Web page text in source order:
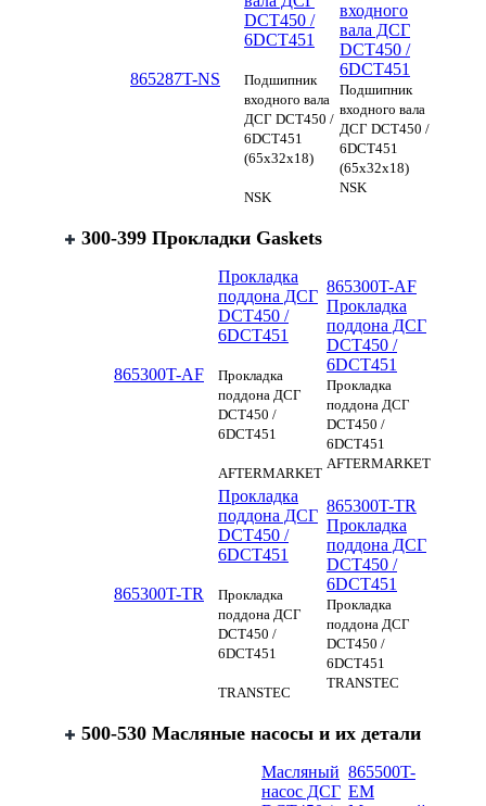
865287T-NS
DCT450 /
6DCT451
Подшипник
входного вала
ДСГ DCT450 /
6DCT451
(65х32х18)
NSK
входного
вала ДСГ
DCT450 /
6DCT451
Подшипник
входного вала
ДСГ DCT450 /
6DCT451
(65х32х18)
NSK
300-399 Прокладки Gaskets
865300T-AF
Прокладка
поддона ДСГ
DCT450 /
6DCT451
Прокладка
поддона ДСГ
DCT450 /
6DCT451
AFTERMARKET
865300T-AF
Прокладка
поддона ДСГ
DCT450 /
6DCT451
Прокладка
поддона ДСГ
DCT450 /
6DCT451
AFTERMARKET
865300T-TR
Прокладка
поддона ДСГ
DCT450 /
6DCT451
Прокладка
поддона ДСГ
DCT450 /
6DCT451
TRANSTEC
865300T-TR
Прокладка
поддона ДСГ
DCT450 /
6DCT451
Прокладка
поддона ДСГ
DCT450 /
6DCT451
TRANSTEC
500-530 Масляные насосы и их детали
Масляный
насос ДСГ
865500T-
EM